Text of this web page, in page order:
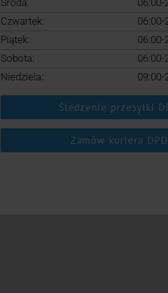
Środa:
06:00-
Czwartek:
06:00-
Piątek:
06:00-
Sobota:
06:00-
Niedziela:
09:00-
Śledzenie przesyłki
Zamów kuriera DPD